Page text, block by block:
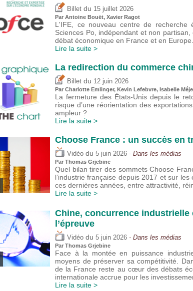
Billet du 15 juillet 2026
Par Antoine Bouët, Xavier Ragot
L'IFE, ce nouveau centre de recherche
Sciences Po, indépendant et non
débat économique en France et en Europe.
Lire la suite >
La redirection du commerce
Billet du 12 juin 2026
Par Charlotte Emlinger, Kevin Lefebvre, Isabelle
La fermeture des États-Unis depuis le
risque d’une réorientation des
ampleur ?
Lire la suite >
Choose France : un succès en
Vidéo du 5 juin 2026 - Dans les médias
Par Thomas Grjebine
Quel bilan tirer des sommets Choose
l’industrie française depuis 2017 et sur
ces dernières années, entre attractivité,
Lire la suite >
Chine, concurrence industrielle
l’épreuve
Vidéo du 5 juin 2026 - Dans les médias
Par Thomas Grjebine
Face à la montée en puissance
moyens de préserver sa compétitivité.
de la France reste au cœur des débats
internationale accrue pour les
Lire la suite >